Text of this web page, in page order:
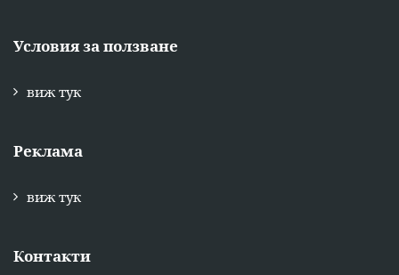
Условия за ползване
виж тук
Реклама
виж тук
Контакти